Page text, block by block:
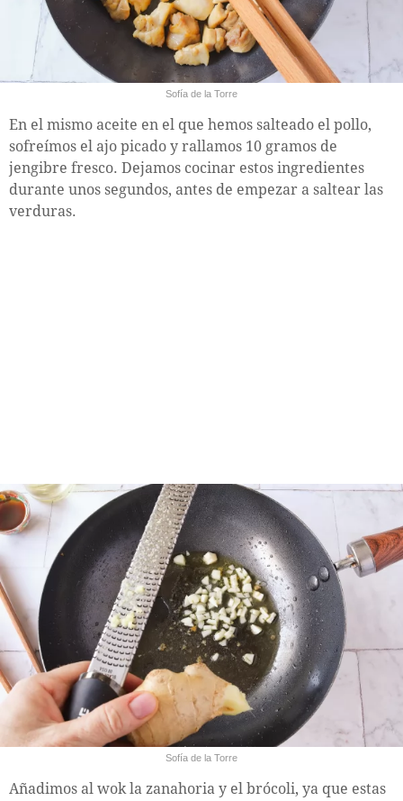
Sofía de la Torre
En el mismo aceite en el que hemos salteado el pollo,
sofreímos el ajo picado y rallamos 10 gramos de
jengibre fresco. Dejamos cocinar estos ingredientes
durante unos segundos, antes de empezar a saltear las
verduras.
Sofía de la Torre
Añadimos al wok la zanahoria y el brócoli, ya que estas